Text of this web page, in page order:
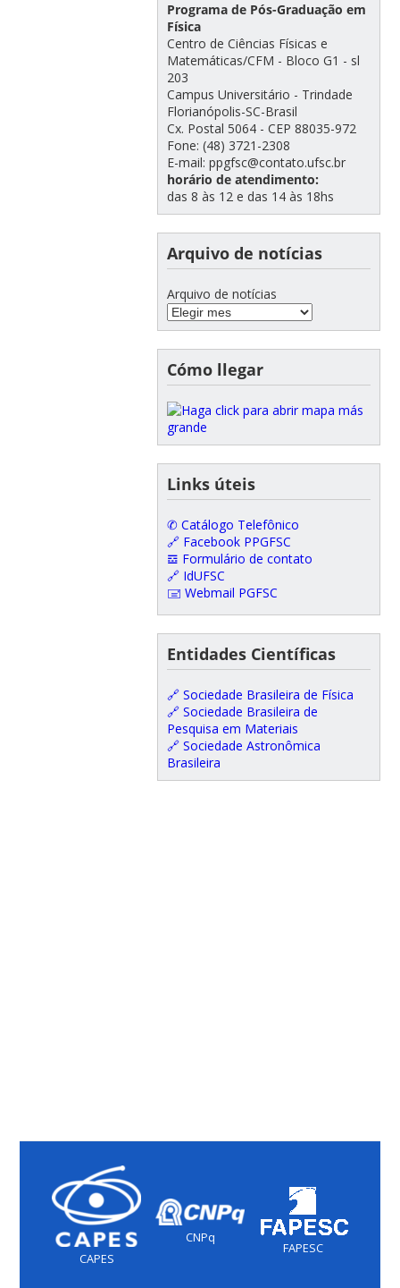
Programa de Pós-Graduação em
Física
Centro de Ciências Físicas e
Matemáticas/CFM - Bloco G1 - sl
203
Campus Universitário - Trindade
Florianópolis-SC-Brasil
Cx. Postal 5064 - CEP 88035-972
Fone: (48) 3721-2308
E-mail: ppgfsc@contato.ufsc.br
horário de atendimento:
das 8 às 12 e das 14 às 18hs
Arquivo de notícias
Arquivo de notícias
Cómo llegar
Links úteis
✆ Catálogo Telefônico
🔗 Facebook PPGFSC
𝌕 Formulário de contato
🔗 IdUFSC
🖃 Webmail PGFSC
Entidades Científicas
🔗 Sociedade Brasileira de Física
🔗 Sociedade Brasileira de
Pesquisa em Materiais
🔗 Sociedade Astronômica
Brasileira
CAPES
CNPq
FAPESC